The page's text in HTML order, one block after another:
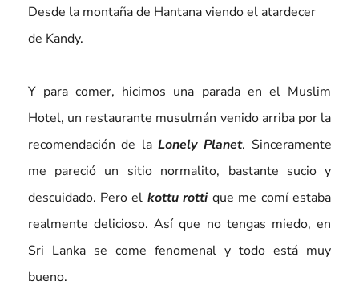
Desde la montaña de Hantana viendo el atardecer
de Kandy.
Y para comer, hicimos una parada en el Muslim
Hotel, un restaurante musulmán venido arriba por la
recomendación de laLonely Planet. Sinceramente
me pareció un sitio normalito, bastante sucio y
descuidado. Pero el kottu rottique me comí estaba
realmente delicioso. Así que no tengas miedo, en
Sri Lanka se come fenomenal y todo está muy
bueno.